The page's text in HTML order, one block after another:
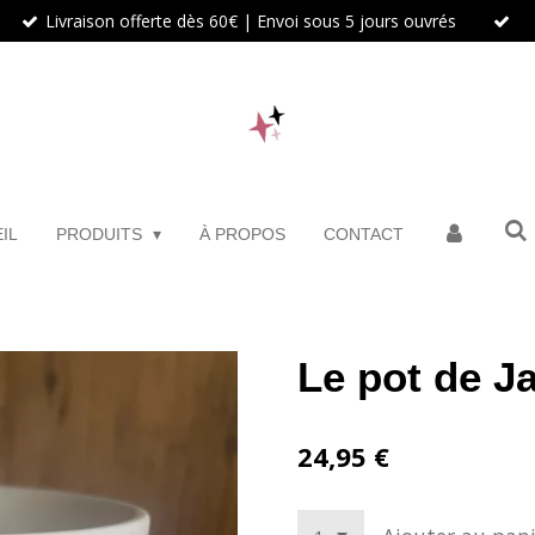
Livraison offerte dès 60€ | Envoi sous 5 jours ouvrés
PRODUITS À PROPOS CONTACT
Le pot de
24,95 €